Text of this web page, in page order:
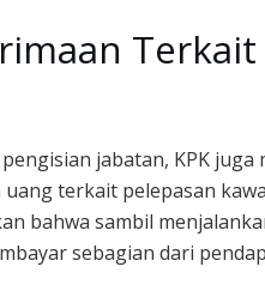
Terkait
jabatan, KPK
terkait pelepasan
bahwa sambil
sebagian dari